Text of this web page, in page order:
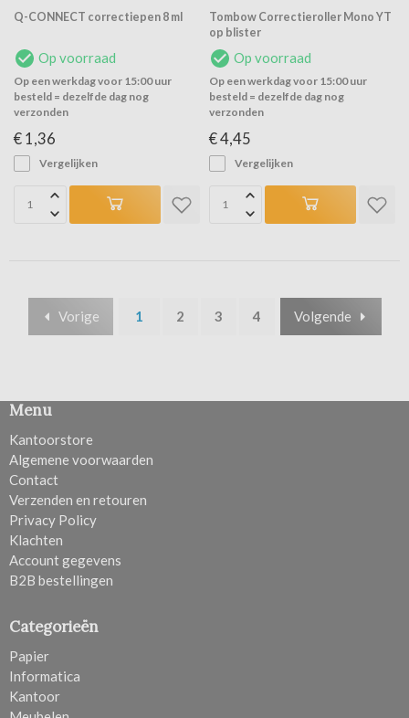
Q-CONNECT correctiepen 8 ml
Op voorraad
Op een werkdag voor 15:00 uur
besteld = dezelfde dag nog
verzonden
€ 1,36
Vergelijken
Tombow Correctieroller Mono YT
op blister
Op voorraad
Op een werkdag voor 15:00 uur
besteld = dezelfde dag nog
verzonden
€ 4,45
Vergelijken
Vorige 1 2 3 4 Volgende
Categorieën
Papier
Informatica
Kantoor
Menu
Kantoorstore
Algemene voorwaarden
Contact
Verzenden en retouren
Privacy Policy
Klachten
Account gegevens
B2B bestellingen